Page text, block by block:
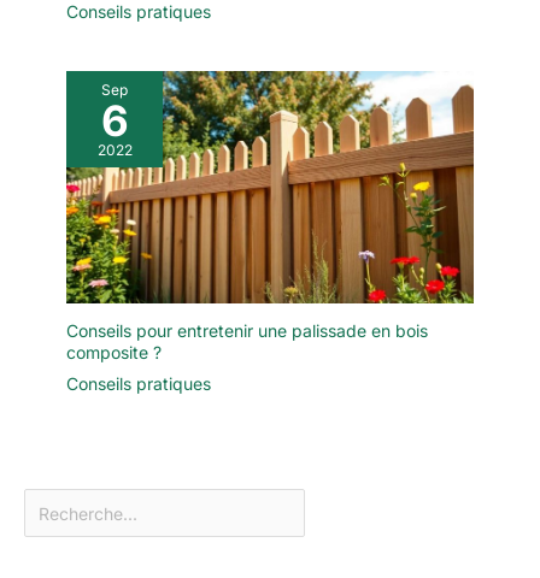
Conseils pratiques
Sep
6
2022
Conseils pour entretenir une palissade en bois
composite ?
Conseils pratiques